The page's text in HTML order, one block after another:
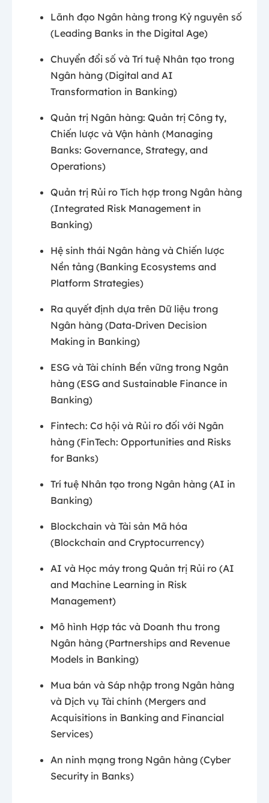
Lãnh đạo Ngân hàng trong Kỷ nguyên số
(Leading Banks in the Digital Age)
Chuyển đổi số và Trí tuệ Nhân tạo trong
Ngân hàng (Digital and AI
Transformation in Banking)
Quản trị Ngân hàng: Quản trị Công ty,
Chiến lược và Vận hành (Managing
Banks: Governance, Strategy, and
Operations)
Quản trị Rủi ro Tích hợp trong Ngân hàng
(Integrated Risk Management in
Banking)
Hệ sinh thái Ngân hàng và Chiến lược
Nền tảng (Banking Ecosystems and
Platform Strategies)
Ra quyết định dựa trên Dữ liệu trong
Ngân hàng (Data-Driven Decision
Making in Banking)
ESG và Tài chính Bền vững trong Ngân
hàng (ESG and Sustainable Finance in
Banking)
Fintech: Cơ hội và Rủi ro đối với Ngân
hàng (FinTech: Opportunities and Risks
for Banks)
Trí tuệ Nhân tạo trong Ngân hàng (AI in
Banking)
Blockchain và Tài sản Mã hóa
(Blockchain and Cryptocurrency)
AI và Học máy trong Quản trị Rủi ro (AI
and Machine Learning in Risk
Management)
Mô hình Hợp tác và Doanh thu trong
Ngân hàng (Partnerships and Revenue
Models in Banking)
Mua bán và Sáp nhập trong Ngân hàng
và Dịch vụ Tài chính (Mergers and
Acquisitions in Banking and Financial
Services)
An ninh mạng trong Ngân hàng (Cyber
Security in Banks)